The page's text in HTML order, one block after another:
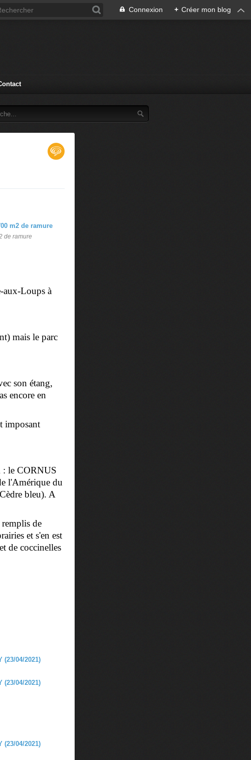
Connexion + Créer mon blog
de ramure
aux-Loups à
mais le parc
son étang,
encore en
imposant
: le CORNUS
l'Amérique du
bleu). A
de
et s'en est
de coccinelles